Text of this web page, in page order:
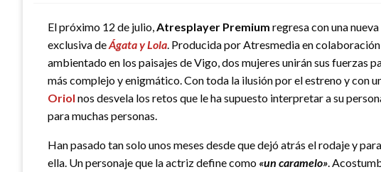
El próximo 12 de julio,Atresplayer Premium regresa con una
exclusiva deÁgata y Lola. Producida por Atresmedia en
ambientado en los paisajes de Vigo, dos mujeres unirán sus fuerzas
más complejo y enigmático. Con toda la ilusión por el estreno y con
Oriol nos desvela los retos que le ha supuesto interpretar a su
para muchas personas.
Han pasado tan solo unos meses desde que dejó atrás el rodaje y para
ella. Un personaje que la actriz define como «un caramelo».